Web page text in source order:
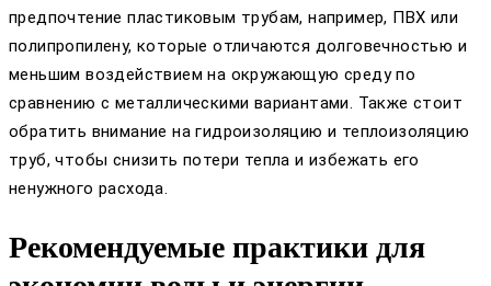
предпочтение пластиковым трубам, например, ПВХ или
полипропилену, которые отличаются долговечностью и
меньшим воздействием на окружающую среду по
сравнению с металлическими вариантами. Также стоит
обратить внимание на гидроизоляцию и теплоизоляцию
труб, чтобы снизить потери тепла и избежать его
ненужного расхода.
Рекомендуемые практики для